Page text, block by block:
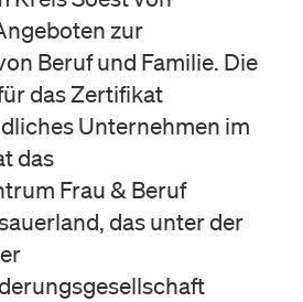
zur
Beruf und Familie. Die
das Zertifikat
Unternehmen im
das
Frau & Beruf
das unter der